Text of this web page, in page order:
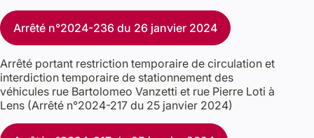
Arrêté n°2024-236 du 26 janvier 2024
Arrêté portant restriction temporaire de circulation et
interdiction temporaire de stationnement des
véhicules rue Bartolomeo Vanzetti et rue Pierre Loti à
Lens (Arrêté n°2024-217 du 25 janvier 2024)